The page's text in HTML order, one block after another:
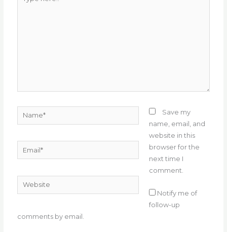
here..
Name*
Email*
Website
Save my
name, email, and
website in this
browser for the
next time I
comment.
Notify me of
follow-up
comments by email.